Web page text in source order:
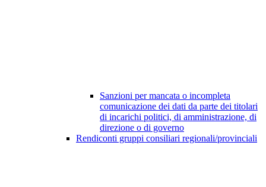
Sanzioni per mancata o incompleta
comunicazione dei dati da parte dei titolari
di incarichi politici, di amministrazione, di
direzione o di governo
Rendiconti gruppi consiliari regionali/provinciali